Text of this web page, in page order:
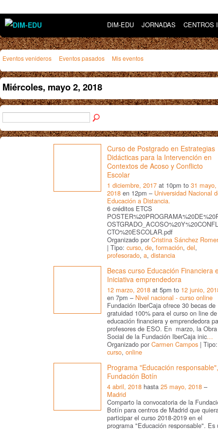
DIM-EDU JORNADAS CENTROS
Eventos venideros Eventos pasados Mis eventos
Miércoles, mayo 2, 2018
Curso de Postgrado en Estrategias
Didácticas para la Intervención en
Contextos de Acoso y Conflicto
Escolar
1 diciembre, 2017 at 10pm to 31 mayo,
2018 en 12pm – Universidad Nacional
Educación a Distancia.
6 créditos ETCS
CTO%20ESCOLAR.pdf
Organizado por Cristina Sánchez
| Tipo: curso, de, formación, del,
profesorado, a, distancia
Becas curso Educación Financiera
Iniciativa emprendedora
12 marzo, 2018 at 5pm to 12 junio,
en 7pm – Nivel nacional - curso online
Fundación IberCaja ofrece 30 becas de
gratuidad 100% para el curso on line de
educación financiera y emprendedora
profesores de ESO. En marzo, la Obra
Social de la Fundación IberCaja inic…
Organizado por Carmen Campos | Tipo:
curso, online
Programa "Educación responsable",
Fundación Botín
4 abril, 2018 hasta 25 mayo, 2018 –
Madrid
Comparto la convocatoria de la
Botín para centros de Madrid que
participar el curso 2018-2019 en el
programa "Educación responsable". Es